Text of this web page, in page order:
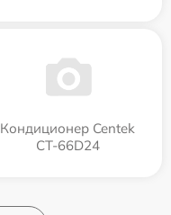
Кондиционер Centek
CT-66D24